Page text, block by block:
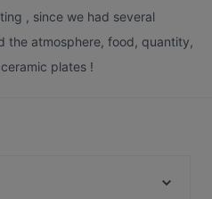
, since we had several
the atmosphere, food, quantity,
plates !